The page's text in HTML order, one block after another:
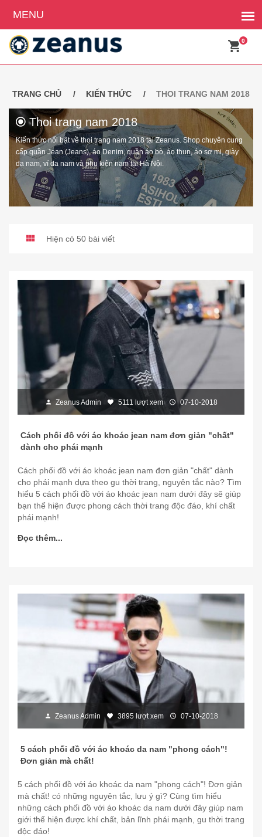
0
TRANG CHỦ KIẾN THỨC THOI TRANG NAM 2018
Thoi trang nam 2018
Kiến thức nổi bật về thoi trang nam 2018 tại Zeanus. Shop chuyên cung
cấp quần Jean (Jeans), áo Denim, quần áo bò, áo thun, áo sơ mi, giày
da nam, ví da nam và phụ kiện nam tại Hà Nội.
Hiện có 50 bài viết
Zeanus Admin 5111 lượt xem 07-10-2018
Cách phối đồ với áo khoác jean nam đơn giản "chất"
dành cho phái mạnh
Cách phối đồ với áo khoác jean nam đơn giản "chất" dành
cho phái mạnh dựa theo gu thời trang, nguyên tắc nào? Tìm
hiểu 5 cách phối đồ với áo khoác jean nam dưới đây sẽ giúp
bạn thể hiện được phong cách thời trang độc đáo, khí chất
phái mạnh!
Đọc thêm...
Zeanus Admin 3895 lượt xem 07-10-2018
5 cách phối đồ với áo khoác da nam "phong cách"!
Đơn giản mà chất!
5 cách phối đồ với áo khoác da nam "phong cách"! Đơn giản
mà chất! có những nguyên tắc, lưu ý gì? Cùng tìm hiểu
những cách phối đồ với áo khoác da nam dưới đây giúp nam
giới thể hiện được khí chất, bản lĩnh phái mạnh, gu thời trang
độc đáo!